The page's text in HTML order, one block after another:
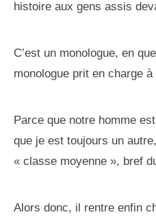
histoire aux gens assis
C’est un monologue, en
monologue prit en charge à
Parce que notre homme
que je est toujours un
« classe moyenne », bref
Alors donc, il rentre enfin